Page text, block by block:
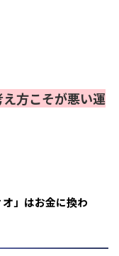
方こそが悪い運
」はお金に換わ